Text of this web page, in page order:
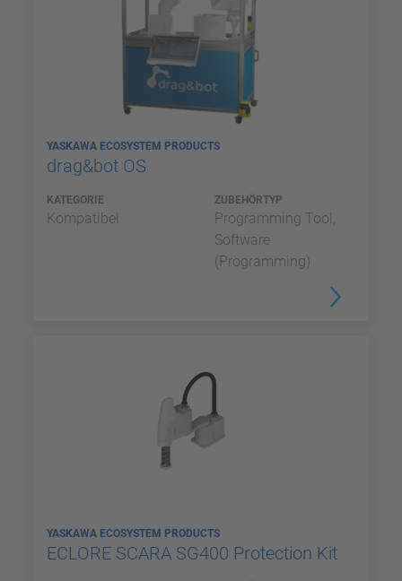
YASKAWA ECOSYSTEM PRODUCTS
drag&bot OS
KATEGORIE
Kompatibel
ZUBEHÖRTYP
Programming Tool,
Software
(Programming)
YASKAWA ECOSYSTEM PRODUCTS
ECLORE SCARA SG400 Protection Kit